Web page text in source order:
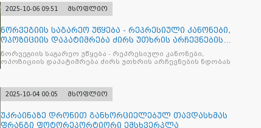
2025-10-06 09:51 მსოფლიო
ნორვეგიის საგარეო უწყება - რეპრესიული კანონები,
ოპოზიციის დაპატიმრება ძირს უთხრის არჩევნების
ნდობას
ნორვეგიის საგარეო უწყება - რეპრესიული კანონები,
ოპოზიციის დაპატიმრება ძირს უთხრის არჩევნების ნდობას
2025-10-04 00:05 მსოფლიო
უკრაინაზე დრონით განხორციელებულ თავდასხმას
ფრანგი ფოტორეპორტიორი ემსხვერპლა